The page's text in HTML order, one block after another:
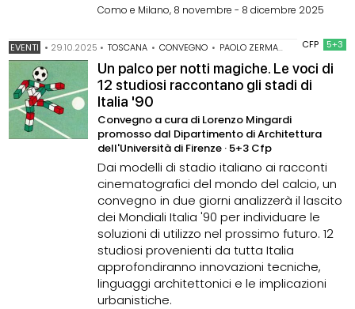
Como e Milano, 8 novembre - 8 dicembre 2025
CFP 5+3
EVENTI • 29.10.2025 • TOSCANA • CONVEGNO • PAOLO ZERMANI
Un palco per notti magiche. Le voci di
12 studiosi raccontano gli stadi di
Italia '90
Convegno a cura di Lorenzo Mingardi
promosso dal Dipartimento di Architettura
dell'Università di Firenze · 5+3 Cfp
Dai modelli di stadio italiano ai racconti
cinematografici del mondo del calcio, un
convegno in due giorni analizzerà il lascito
dei Mondiali Italia '90 per individuare le
soluzioni di utilizzo nel prossimo futuro. 12
studiosi provenienti da tutta Italia
approfondiranno innovazioni tecniche,
linguaggi architettonici e le implicazioni
urbanistiche.